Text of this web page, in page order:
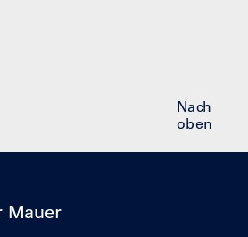
Nach
oben
Mauer